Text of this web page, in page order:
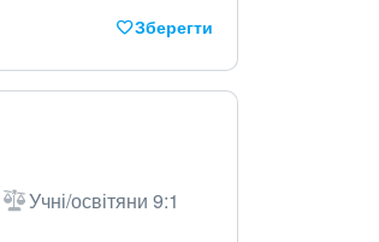
Зберегти
Учні/освітяни 9:1